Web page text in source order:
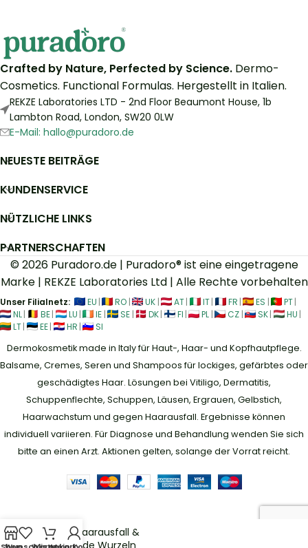
Crafted by Nature, Perfected by Science. Dermo-
Cosmetics. Functional Formulas. Hergestellt in Italien.
REKZE Laboratories LTD - 2nd Floor Beaumont House, 1b
Lambton Road, London, SW20 0LW
E-Mail: hallo@puradoro.de
NEUESTE BEITRÄGE
KUNDENSERVICE
NÜTZLICHE LINKS
PARTNERSCHAFTEN
© 2026 Puradoro.de | Puradoro® ist eine eingetragene
Marke | REKZE Laboratories Ltd | Alle Rechte vorbehalten
Unser Filialnetz: EU | RO | UK | AT| IT| FR | ES | PT|
NL| BE| LU | IE | SE | DK| FI | PL | CZ | SK| HU |
LT| EE| HR |
SI
Dermokosmetik made in Italy für Haut-, Haar- und Kopfhautpflege.
Balsame, Cremes, Seren und Shampoos für lockiges, gefärbtes oder
geschädigtes Haar. Lösungen bei Vitiligo, Dermatitis,
Schuppenflechte, Schuppen, Läusen, Ergrauen, Gelbstich,
Haarwachstum und gegen Haarausfall. Ergebnisse können
individuell variieren. Für Diagnose und Behandlung wenden Sie sich
bitte an einen Arzt. Aktionen gelten, solange der Vorrat reicht.
Anti-Haarausfall &
Gesunde Wurzeln